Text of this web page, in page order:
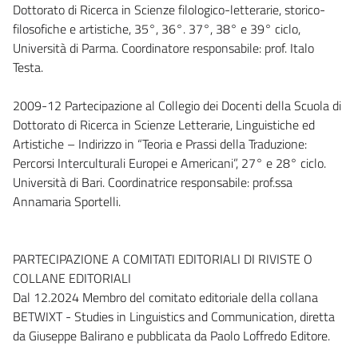
Dottorato di Ricerca in Scienze filologico-letterarie, storico-
filosofiche e artistiche, 35°, 36°. 37°, 38° e 39° ciclo,
Università di Parma. Coordinatore responsabile: prof. Italo
Testa.
2009-12 Partecipazione al Collegio dei Docenti della Scuola di
Dottorato di Ricerca in Scienze Letterarie, Linguistiche ed
Artistiche – Indirizzo in “Teoria e Prassi della Traduzione:
Percorsi Interculturali Europei e Americani”, 27° e 28° ciclo.
Università di Bari. Coordinatrice responsabile: prof.ssa
Annamaria Sportelli.
PARTECIPAZIONE A COMITATI EDITORIALI DI RIVISTE O
COLLANE EDITORIALI
Dal 12.2024 Membro del comitato editoriale della collana
BETWIXT - Studies in Linguistics and Communication, diretta
da Giuseppe Balirano e pubblicata da Paolo Loffredo Editore.